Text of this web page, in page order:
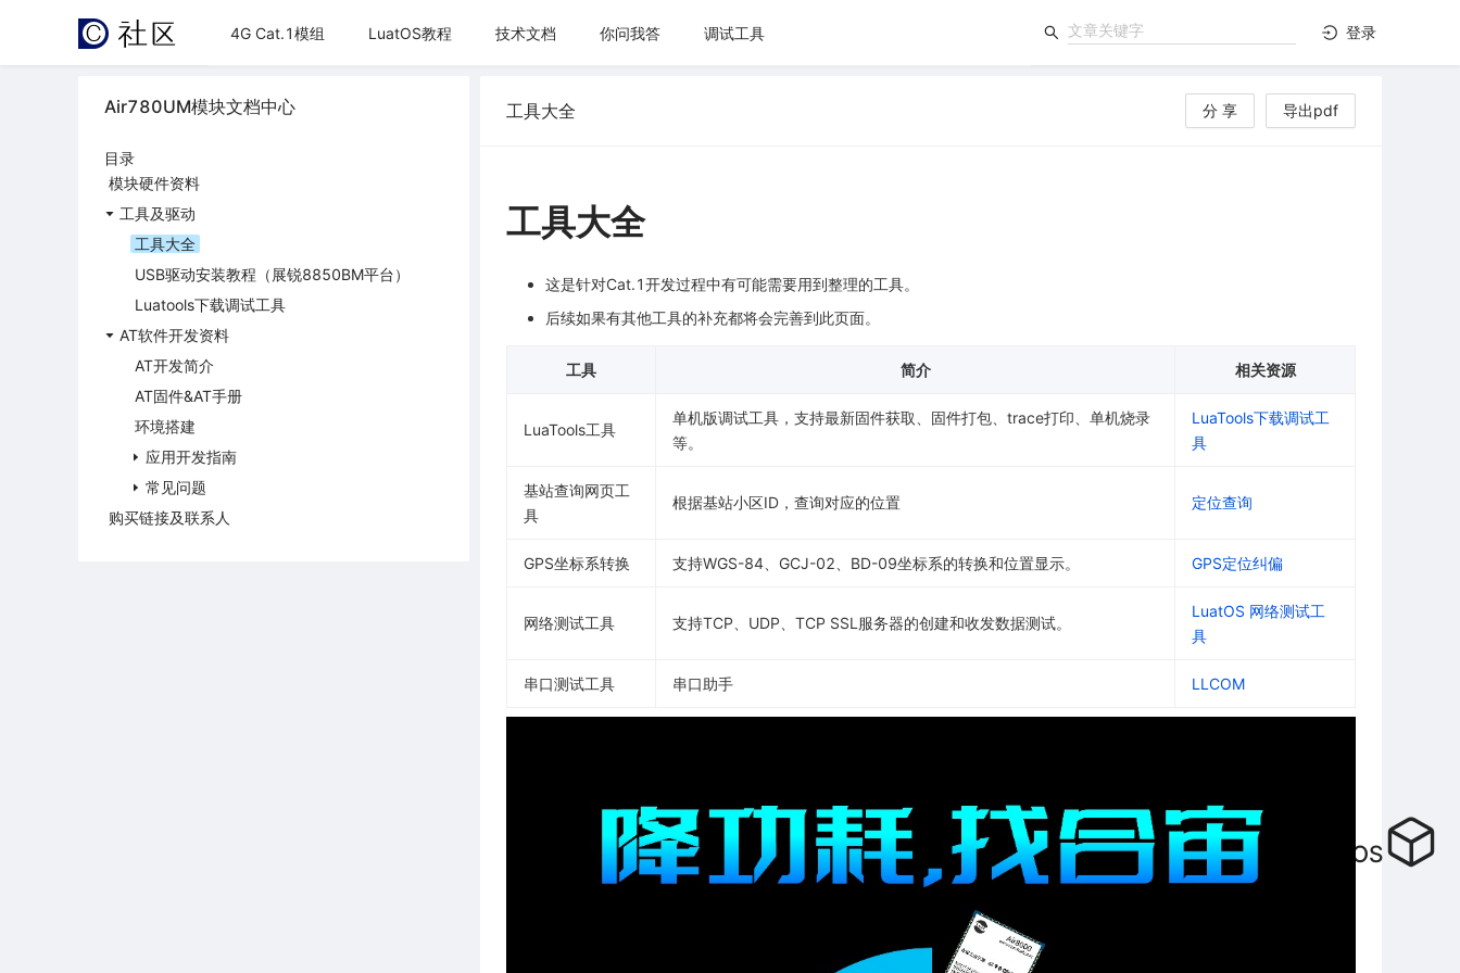
4G Cat.1模组 LuatOS教程 技术文档 你问我答 调试工具 登录
LuatOS
Air780UM模块文档中心
目录
模块硬件资料
工具及驱动
工具大全
USB驱动安装教程（展锐8850BM平台）
Luatools下载调试工具
AT软件开发资料
AT开发简介
AT固件&AT手册
环境搭建
应用开发指南
常见问题
购买链接及联系人
工具大全 分 享 导出pdf
工具大全
这是针对Cat.1开发过程中有可能需要用到整理的工具。
后续如果有其他工具的补充都将会完善到此页面。
工具 简介 相关资源
LuaTools工具
单机版调试工具，支持最新固件获取、固件打包、trace打印、单机烧录
等。
LuaTools下载调试工
具
基站查询网页工
具
根据基站小区ID，查询对应的位置 定位查询
GPS坐标系转换 支持WGS-84、GCJ-02、BD-09坐标系的转换和位置显示。 GPS定位纠偏
网络测试工具 支持TCP、UDP、TCP SSL服务器的创建和收发数据测试。
LuatOS 网络测试工
具
串口测试工具 串口助手 LLCOM